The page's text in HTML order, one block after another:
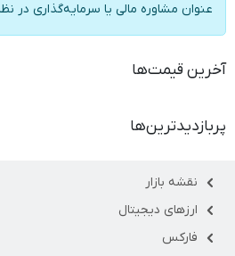
عنوان مشاوره مالی یا سرمایه‌گذاری در
آخرین قیمت‌ها
پربازدیدترین‌ها
نقشه بازار
ارزهای دیجیتال
فارکس